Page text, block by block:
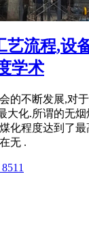
艺流程,设
学术
的不断发展,对
大化.所谓的无
化程度达到了
无 .